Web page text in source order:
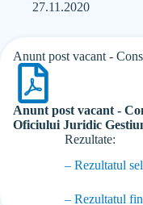
27.11.2020
Anunt post vacant -
Anunt post vacant -
Oficiului Juridic
Rezultate:
– Rezultatul
– Rezultatul